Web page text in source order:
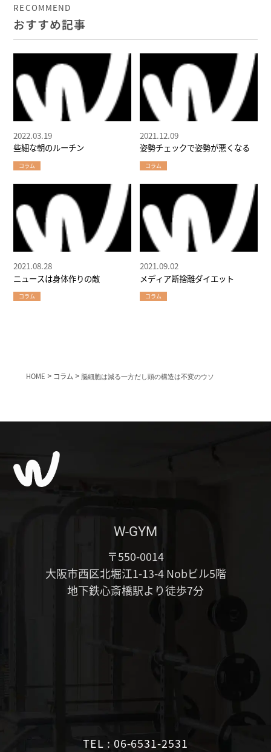
RECOMMEND
おすすめ記事
些細な朝のルーチン
2022.03.19
コラム
姿勢チェックで姿勢が悪くなる
2021.12.09
コラム
ニュースは身体作りの敵
2021.08.28
コラム
メディア断捨離ダイエット
2021.09.02
コラム
HOME > コラム > 脳細胞は減る一方だし頭の構造は不変のウソ
W-GYM
〒550-0014
大阪市西区北堀江1-13-4 Nobビル5階
地下鉄心斎橋駅より徒歩7分
TEL : 06-6531-2531